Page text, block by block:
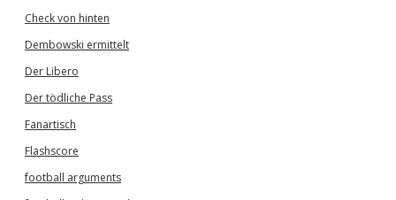
Check von hinten
Dembowski ermittelt
Der Libero
Der tödliche Pass
Fanartisch
Flashscore
football arguments